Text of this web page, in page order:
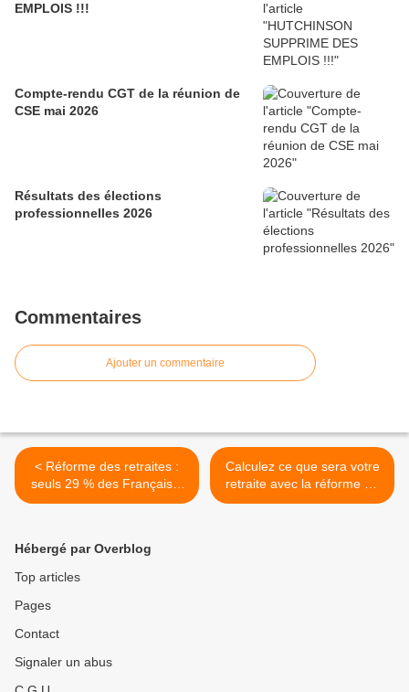
EMPLOIS !!!
Compte-rendu CGT de la réunion de
CSE mai 2026
Résultats des élections
professionnelles 2026
Commentaires
Ajouter un commentaire
< Réforme des retraites :
seuls 29 % des Français y
sont encore favorables.
Calculez ce que sera votre
retraite avec la réforme du
gouvernement. >
Hébergé par Overblog
Top articles
Pages
Contact
Signaler un abus